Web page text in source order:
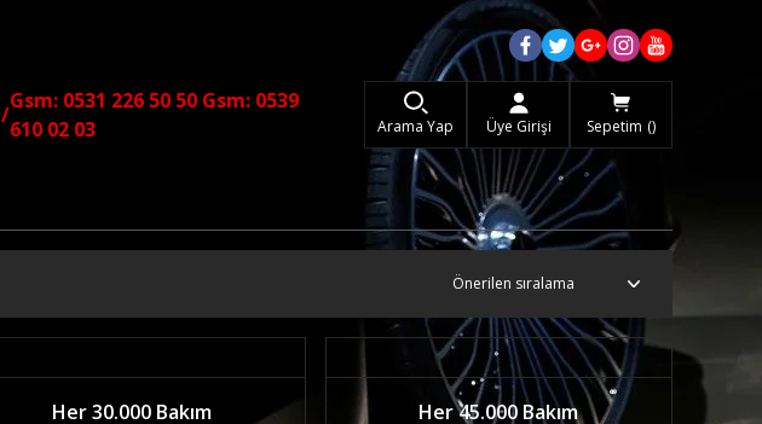
/
Gsm: 0531 226 50 50 Gsm: 0539
610 02 03
Arama Yap Üye Girişi Sepetim
Her 30.000 Bakım Her 45.000 Bakım